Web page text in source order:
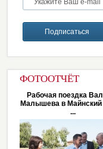
ФОТООТЧЁТ
Рабочая поездка
Малышева в Майнский
...